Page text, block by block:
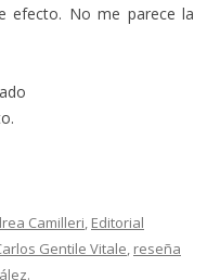
efecto. No me parece la
Camilleri, Editorial
Gentile Vitale, reseña
.